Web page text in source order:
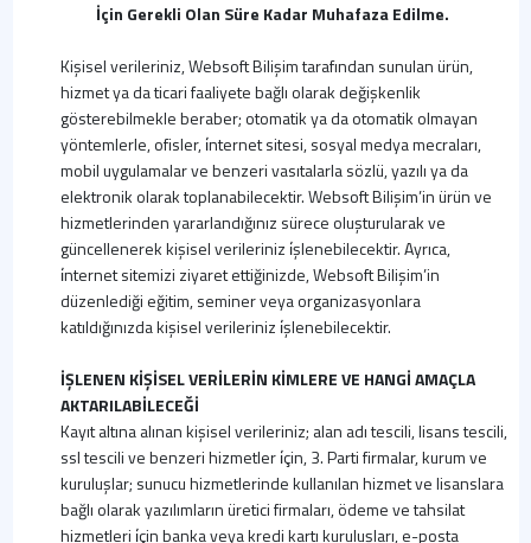
İçin Gerekli Olan Süre Kadar Muhafaza Edilme.
Kişisel verileriniz, Websoft Bilişim tarafından sunulan ürün,
hizmet ya da ticari faaliyete bağlı olarak değişkenlik
gösterebilmekle beraber; otomatik ya da otomatik olmayan
yöntemlerle, ofisler, i̇nternet sitesi, sosyal medya mecraları,
mobil uygulamalar ve benzeri vasıtalarla sözlü, yazılı ya da
elektronik olarak toplanabilecektir. Websoft Bilişim’in ürün ve
hizmetlerinden yararlandığınız sürece oluşturularak ve
güncellenerek kişisel verileriniz i̇şlenebilecektir. Ayrıca,
i̇nternet sitemizi ziyaret ettiğinizde, Websoft Bilişim’in
düzenlediği eğitim, seminer veya organizasyonlara
katıldığınızda kişisel verileriniz i̇şlenebilecektir.
İŞLENEN KİŞİSEL VERİLERİN KİMLERE VE HANGİ AMAÇLA
AKTARILABİLECEĞİ
Kayıt altına alınan kişisel verileriniz; alan adı tescili, lisans tescili,
ssl tescili ve benzeri hizmetler i̇çin, 3. Parti firmalar, kurum ve
kuruluşlar; sunucu hizmetlerinde kullanılan hizmet ve lisanslara
bağlı olarak yazılımların üretici firmaları, ödeme ve tahsilat
hizmetleri i̇çin banka veya kredi kartı kuruluşları, e-posta